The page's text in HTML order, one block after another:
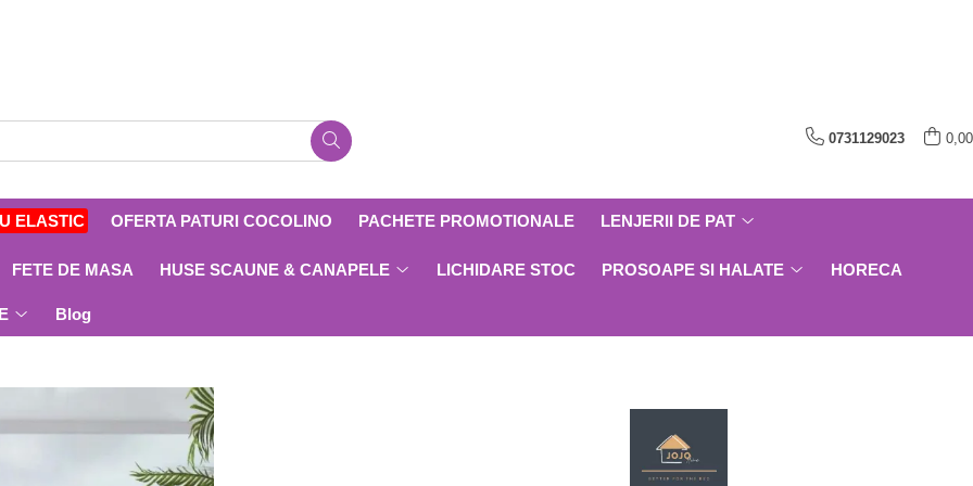
0731129023 0,00
ELASTIC OFERTA PATURI COCOLINO PACHETE PROMOTIONALE LENJERII DE PAT
FETE DE MASA HUSE SCAUNE & CANAPELE LICHIDARE STOC PROSOAPE SI HALATE HORECA
Blog